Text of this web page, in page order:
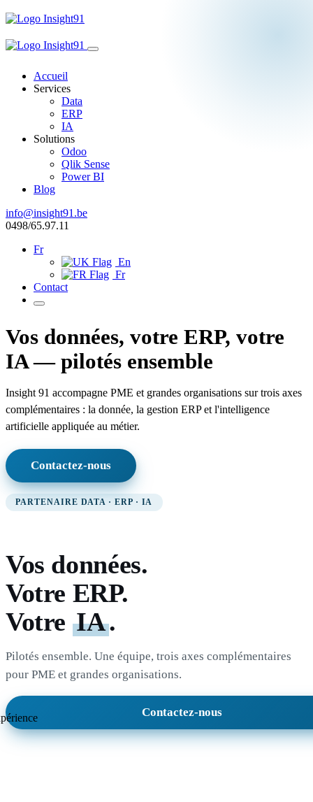
Accueil
Services
Data
ERP
IA
Solutions
Odoo
Qlik Sense
Power BI
Blog
info@insight91.be
0498/65.97.11
Fr
En
Fr
Contact
Vos données, votre ERP, votre
IA — pilotés ensemble
Insight 91 accompagne PME et grandes organisations sur trois axes
complémentaires : la donnée, la gestion ERP et l'intelligence
artificielle appliquée au métier.
Contactez-nous
PARTENAIRE DATA · ERP · IA
Vos données.
Votre ERP.
Votre IA.
Pilotés ensemble. Une équipe, trois axes complémentaires
pour PME et grandes organisations.
Contactez-nous